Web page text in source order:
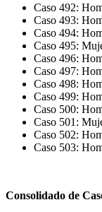
Caso 492:
Caso 493:
Caso 494:
Caso 495:
Caso 496:
Caso 497:
Caso 498:
Caso 499:
Caso 500:
Caso 501:
Caso 502:
Caso 503:
Consolidado de